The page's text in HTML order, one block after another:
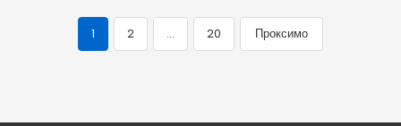
Навигација
објави
1 2 … 20 Проксимо